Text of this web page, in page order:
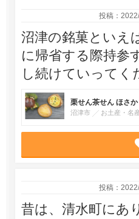
投稿：
沼津の銘菓といえ
に帰省する際持参
し続けていってく
栗せん茶せん ほさか
沼津市 お土産・名
投稿：
昔は、清水町にあ